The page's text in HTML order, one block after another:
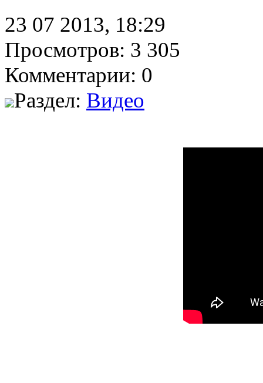
23 07 2013, 18:29
Просмотров: 3 305
Комментарии: 0
Раздел: Видео